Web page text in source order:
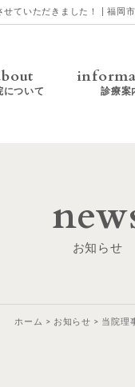
ていただきました！ | 福岡
について 診療案
お知らせ
ホーム お知らせ 当院理